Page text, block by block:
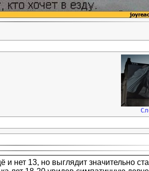
нет 13, но выглядит значительно